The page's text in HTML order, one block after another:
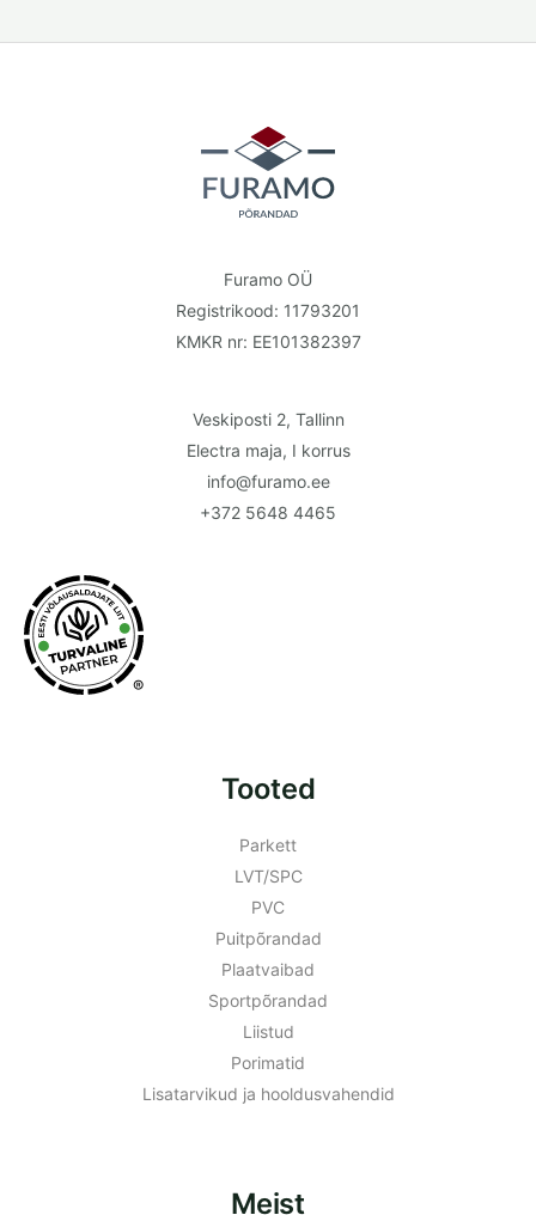
Furamo OÜ
Registrikood: 11793201
KMKR nr: EE101382397
Veskiposti 2, Tallinn
Electra maja, I korrus
info@furamo.ee
+372 5648 4465
®
Tooted
Parkett
LVT/SPC
PVC
Puitpõrandad
Plaatvaibad
Sportpõrandad
Liistud
Porimatid
Lisatarvikud ja hooldusvahendid
Meist